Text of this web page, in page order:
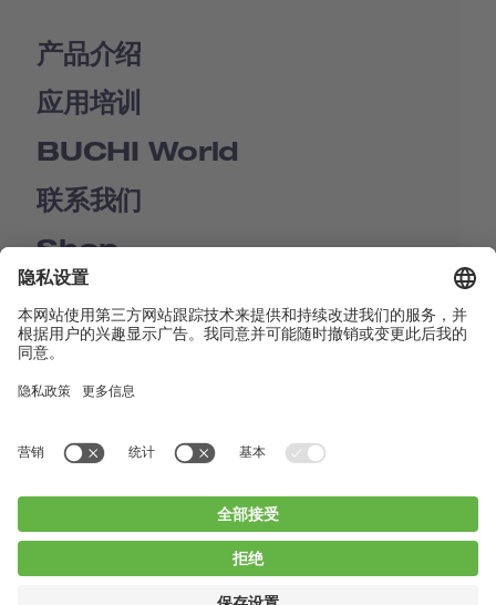
产品介绍
应用培训
BUCHI World
联系我们
Shop
Contact us
BUCHI Worldwide
Blogs